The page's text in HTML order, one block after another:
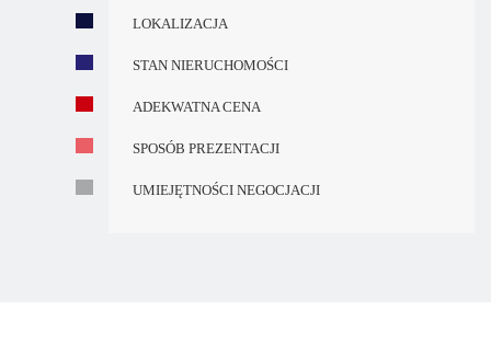
LOKALIZACJA
STAN NIERUCHOMOŚCI
ADEKWATNA CENA
SPOSÓB PREZENTACJI
UMIEJĘTNOŚCI NEGOCJACJI